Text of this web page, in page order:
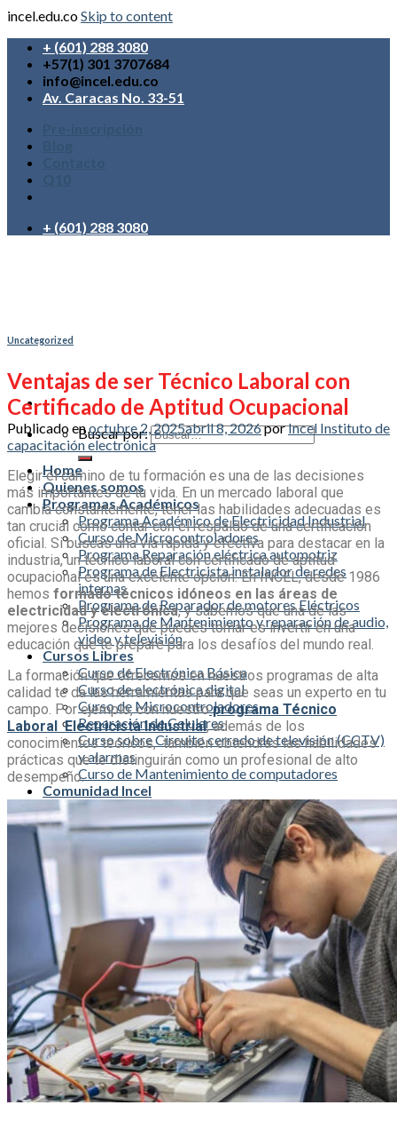
incel.edu.coSkip to content
+ (601) 288 3080
+57(1) 301 3707684
info@incel.edu.co
Av. Caracas No. 33-51
+ (601) 288 3080
Buscar por:
Home
Quienes somos
Programas Académicos
Programa Académico de Electricidad Industrial
Curso de Microcontroladores
Programa Reparación eléctrica automotriz
Programa de Electricista instalador de redes
internas
Programa de Reparador de motores Eléctricos
Programa de Mantenimiento y reparación de audio,
video y televisión
Cursos Libres
Curso de Electrónica Básica
Curso de electrónica digital
Curso de Microcontroladores
Reparación de Celulares
Curso sobre Circuito cerrado de televisión (CCTV)
y alarmas
Curso de Mantenimiento de computadores
Comunidad Incel
Soy estudiante
Soy docente
Reglamento estudiantil
Galería de fotos y videos
Estudiantes
Reglamento estudiantil
0
Carrito
No hay productos en el carrito.
Uncategorized
Ventajas de ser Técnico Laboral con
Certificado de Aptitud Ocupacional
Publicado enoctubre 2, 2025abril 8, 2026porIncel Instituto de
capacitación electrónica
Elegir el camino de tu formación es una de las decisiones
más importantes de tu vida. En un mercado laboral que
cambia constantemente, tener las habilidades adecuadas es
tan crucial como contar con el respaldo de una certificación
oficial. Si buscas una vía rápida y efectiva para destacar en la
industria, untécnico laboral con certificado de aptitud
ocupacionales una excelente opción. En INCEL, desde 1986
hemos formado técnicos idóneos en las áreas de
electricidad y electrónica, y sabemos que una de las
mejores decisiones que puedes tomar es invertir en una
educación que te prepare para los desafíos del mundo real.
La formación que ofrecemos en nuestros programas de alta
calidad te da las herramientas para que seas un experto en tu
campo. Por ejemplo, con nuestroprograma Técnico
Laboral Electricista Industrial, además de los
conocimientos teóricos, también obtendrás las habilidades
prácticas que te distinguirán como un profesional de alto
desempeño.